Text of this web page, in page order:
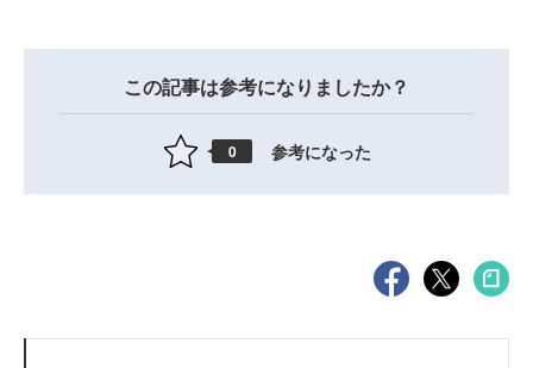
この記事は参考になりましたか？
0 参考になった